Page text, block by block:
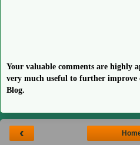
Your valuable comments are highly
very much useful to further improve
Blog.
‹